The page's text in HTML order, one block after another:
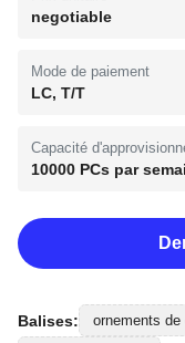
negotiable
Mode de paiement
LC, T/T
Capacité
10000 PCs par
Balises: ornements de